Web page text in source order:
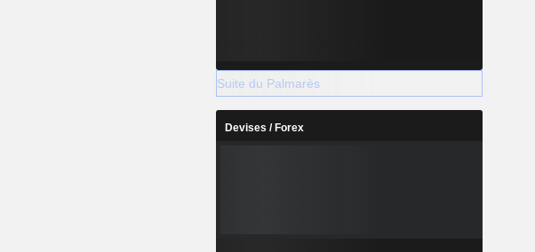
Suite du Palmarès
Devises / Forex